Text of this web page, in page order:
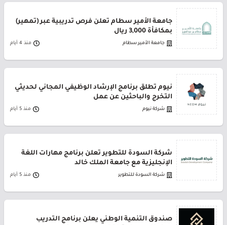
جامعة الأمير سطام تعلن فرص تدريبية عبر (تمهير)
بمكافأة 3,000 ريال
جامعة الأمير سطام منذ 4 أيام
نيوم تطلق برنامج الإرشاد الوظيفي المجاني لحديثي
التخرج والباحثين عن عمل
شركة نيوم منذ 5 أيام
شركة السودة للتطوير تعلن برنامج مهارات اللغة
الإنجليزية مع جامعة الملك خالد
شركة السودة للتطوير منذ 5 أيام
صندوق التنمية الوطني يعلن برنامج التدريب